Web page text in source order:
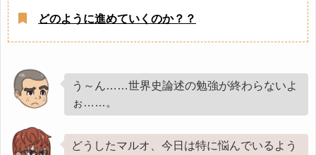
どのように進めていくのか？？
う～ん……世界史論述の勉強が終わらないよ
ぉ……。
どうしたマルオ、今日は特に悩んでいるよう